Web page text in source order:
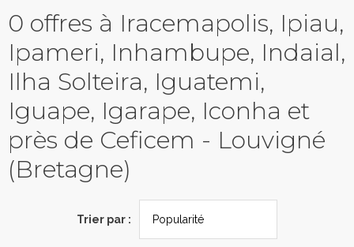
0 offres à Iracemapolis, Ipiau,
Ipameri, Inhambupe, Indaial,
Ilha Solteira, Iguatemi,
Iguape, Igarape, Iconha et
près de Ceficem - Louvigné
(Bretagne)
Trier par :